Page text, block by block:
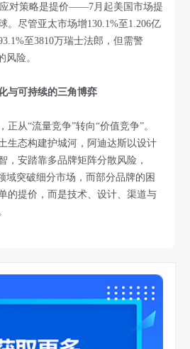
对策略是提价——7月起美国市场提
。尽管亚太市场增130.1%至1.206亿
至3810万瑞士法郎，但需警
风险。
与可持续的三角博弈
正从“流量竞争”转向“价值竞争”。
生态构建护城河，阿迪达斯以设计
，安踏靠多品牌矩阵分散风险，
域突破细分市场，而部分品牌的困
的提价，而是技术、设计、渠道与